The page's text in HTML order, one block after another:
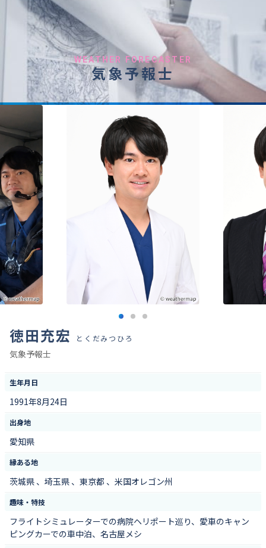
WEATHER FORECASTER
気象予報士
徳田充宏 とくだみつひろ
気象予報士
生年月日
1991年8月24日
出身地
愛知県
縁ある地
茨城県 、埼玉県 、東京都 、米国オレゴン州
趣味・特技
フライトシミュレーターでの病院ヘリポート巡り、愛車のキャン
ピングカーでの車中泊、名古屋メシ